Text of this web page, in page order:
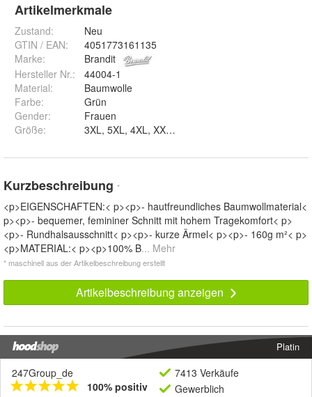
Artikelmerkmale
Zustand:
Neu
GTIN / EAN:
4051773161135
Marke:
Brandit
Hersteller Nr.:
44004-1
Material:
Baumwolle
Farbe:
Grün
Gender:
Frauen
Größe:
Kurzbeschreibung *
<p>EIGENSCHAFTEN:< p><p>- hautfreundliches Baumwollmaterial<
p><p>- bequemer, femininer Schnitt mit hohem Tragekomfort< p>
<p>- Rundhalsausschnitt< p><p>- kurze Ärmel< p><p>- 160g m²< p>
<p>MATERIAL:< p><p>100% B... Mehr
* maschinell aus der Artikelbeschreibung erstellt
Artikelbeschreibung anzeigen
Platin
247Group_de
100% positiv
7413 Verkäufe
Gewerblich